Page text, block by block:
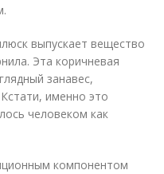
выпускает вещество
Эта коричневая
занавес,
именно это
человеком как
компонентом